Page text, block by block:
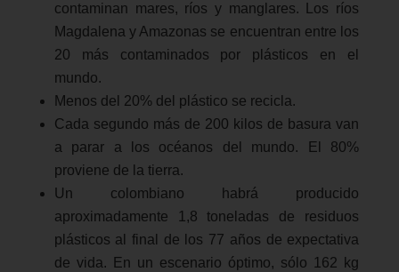
contaminan mares, ríos y manglares. Los ríos
Magdalena y Amazonas se encuentran entre los
20 más contaminados por plásticos en el
mundo.
Menos del 20% del plástico se recicla.
Cada segundo más de 200 kilos de basura van
a parar a los océanos del mundo. El 80%
proviene de la tierra.
Un colombiano habrá producido
aproximadamente 1,8 toneladas de residuos
plásticos al final de los 77 años de expectativa
de vida. En un escenario óptimo, sólo 162 kg